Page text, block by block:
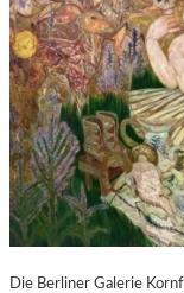
Die Berliner Galerie